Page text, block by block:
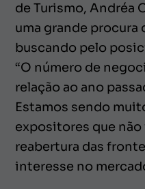
de Turismo, Andréa
uma grande
buscando pelo
“O número de
relação ao ano
Estamos sendo
expositores que não
reabertura das
interesse no